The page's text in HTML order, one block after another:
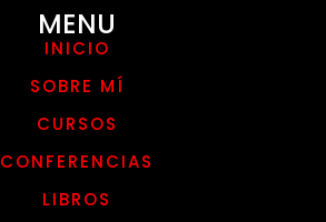
MENU
INICIO
SOBRE MÍ
CURSOS
CONFERENCIAS
LIBROS